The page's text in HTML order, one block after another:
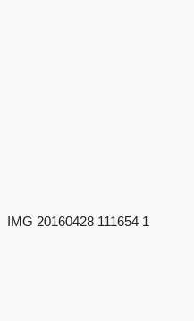
IMG 20160428 111654 1